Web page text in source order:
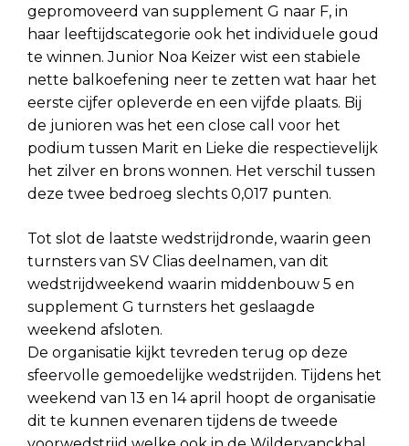
gepromoveerd van supplement G naar F, in
haar leeftijdscategorie ook het individuele goud
te winnen. Junior Noa Keizer wist een stabiele
nette balkoefening neer te zetten wat haar het
eerste cijfer opleverde en een vijfde plaats. Bij
de junioren was het een close call voor het
podium tussen Marit en Lieke die respectievelijk
het zilver en brons wonnen. Het verschil tussen
deze twee bedroeg slechts 0,017 punten.
Tot slot de laatste wedstrijdronde, waarin geen
turnsters van SV Clias deelnamen, van dit
wedstrijdweekend waarin middenbouw 5 en
supplement G turnsters het geslaagde
weekend afsloten.
De organisatie kijkt tevreden terug op deze
sfeervolle gemoedelijke wedstrijden. Tijdens het
weekend van 13 en 14 april hoopt de organisatie
dit te kunnen evenaren tijdens de tweede